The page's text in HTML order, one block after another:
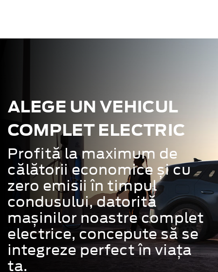
ALEGE UN VEHICUL
COMPLET ELECTRIC
Profită la maximum de
călătorii economice și cu
zero emisii în timpul
condusului, datorită
mașinilor noastre complet
electrice, concepute să se
integreze perfect în viața
ta.